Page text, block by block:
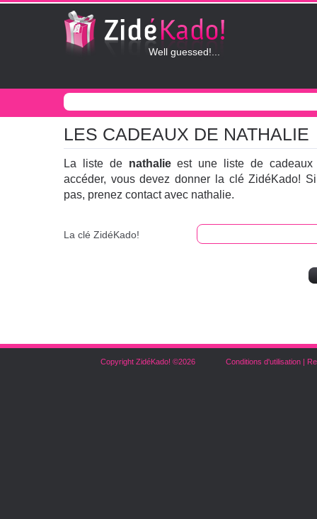
Well guessed!...
LES CADEAUX DE NATHALIE
La liste de nathalieest une liste de cadeaux
accéder, vous devez donner la clé ZidéKado!
pas, prenez contact avec nathalie.
La clé ZidéKado!
Copyright ZidéKado! ©2026 Conditions d'utilisation |